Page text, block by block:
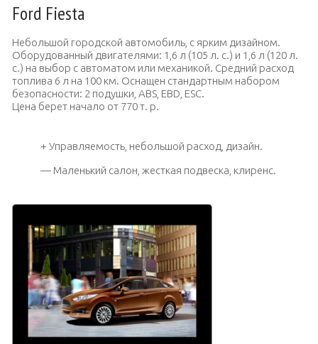
Ford Fiesta
Небольшой городской автомобиль, с ярким дизайном.
Оборудованный двигателями: 1,6 л (105 л. с.) и 1,6 л (120 л.
с.) на выбор с автоматом или механикой. Средний расход
топлива 6 л на 100 км. Оснащен стандартным набором
безопасности: 2 подушки, ABS, EBD, ESC.
Цена берет начало от 770 т. р.
+ Управляемость, небольшой расход, дизайн.
— Маленький салон, жесткая подвеска, клиренс.